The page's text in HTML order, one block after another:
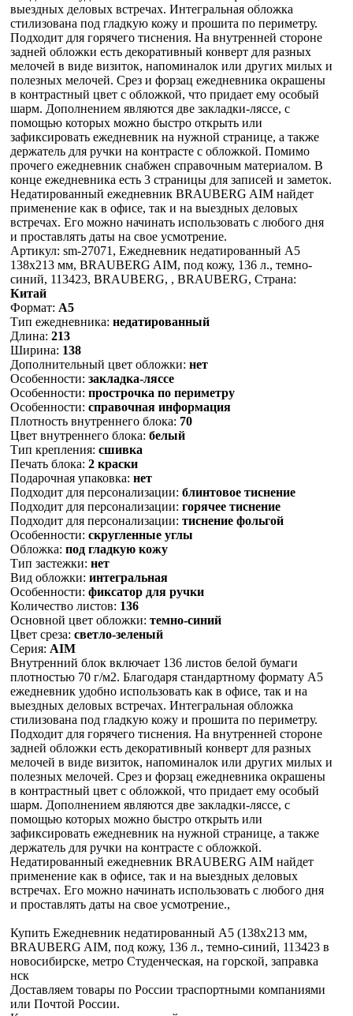
выездных деловых встречах. Интегральная обложка
стилизована под гладкую кожу и прошита по периметру.
Подходит для горячего тиснения. На внутренней стороне
задней обложки есть декоративный конверт для разных
мелочей в виде визиток, напоминалок или других милых и
полезных мелочей. Срез и форзац ежедневника окрашены
в контрастный цвет с обложкой, что придает ему особый
шарм. Дополнением являются две закладки-ляссе, с
помощью которых можно быстро открыть или
зафиксировать ежедневник на нужной странице, а также
держатель для ручки на контрасте с обложкой. Помимо
прочего ежедневник снабжен справочным материалом. В
конце ежедневника есть 3 страницы для записей и заметок.
Недатированный ежедневник BRAUBERG AIM найдет
применение как в офисе, так и на выездных деловых
встречах. Его можно начинать использовать с любого дня
и проставлять даты на свое усмотрение.
Артикул: sm-27071, Ежедневник недатированный А5
138х213 мм, BRAUBERG AIM, под кожу, 136 л., темно-
синий, 113423, BRAUBERG, , BRAUBERG, Страна:
Китай
Формат: А5
Тип ежедневника: недатированный
Длина: 213
Ширина: 138
Дополнительный цвет обложки: нет
Особенности: закладка-ляссе
Особенности: прострочка по периметру
Особенности: справочная информация
Плотность внутреннего блока: 70
Цвет внутреннего блока: белый
Тип крепления: сшивка
Печать блока: 2 краски
Подарочная упаковка: нет
Подходит для персонализации: блинтовое тиснение
Подходит для персонализации: горячее тиснение
Подходит для персонализации: тиснение фольгой
Особенности: скругленные углы
Обложка: под гладкую кожу
Тип застежки: нет
Вид обложки: интегральная
Особенности: фиксатор для ручки
Количество листов: 136
Основной цвет обложки: темно-синий
Цвет среза: светло-зеленый
Серия: AIM
Внутренний блок включает 136 листов белой бумаги
плотностью 70 г/м2. Благодаря стандартному формату А5
ежедневник удобно использовать как в офисе, так и на
выездных деловых встречах. Интегральная обложка
стилизована под гладкую кожу и прошита по периметру.
Подходит для горячего тиснения. На внутренней стороне
задней обложки есть декоративный конверт для разных
мелочей в виде визиток, напоминалок или других милых и
полезных мелочей. Срез и форзац ежедневника окрашены
в контрастный цвет с обложкой, что придает ему особый
шарм. Дополнением являются две закладки-ляссе, с
помощью которых можно быстро открыть или
зафиксировать ежедневник на нужной странице, а также
держатель для ручки на контрасте с обложкой.
Недатированный ежедневник BRAUBERG AIM найдет
применение как в офисе, так и на выездных деловых
встречах. Его можно начинать использовать с любого дня
и проставлять даты на свое усмотрение.,
Купить Ежедневник недатированный А5 (138х213 мм,
BRAUBERG AIM, под кожу, 136 л., темно-синий, 113423 в
новосибирске, метро Студенческая, на горской, заправка
нск
Доставляем товары по России траспортными компаниями
или Почтой России.